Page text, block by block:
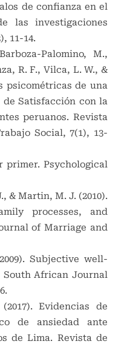
de confianza en el
las investigaciones
11-14.
Palomino, M.,
R. F., Vilca, L. W., &
psicométricas de una
Satisfacción con la
peruanos. Revista
Social, 7(1), 13-
primer. Psychological
& Martin, M. J. (2010).
processes, and
of Marriage and
Subjective well-
South African Journal
Evidencias de
de ansiedad ante
de Lima. Revista de